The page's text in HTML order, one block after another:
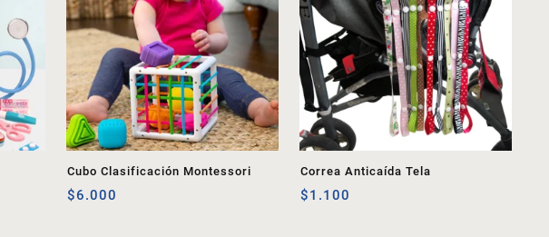
Cubo Clasificación Montessori
$6.000
Correa Anticaída Tela
$1.100